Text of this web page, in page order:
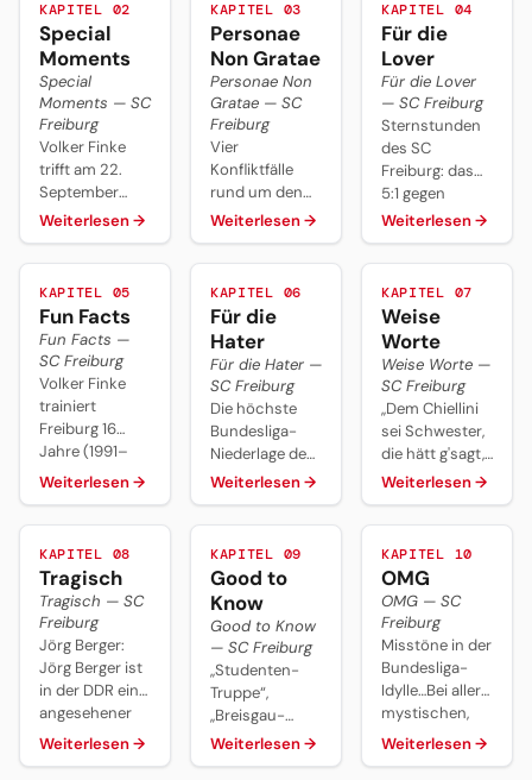
KAPITEL 02
Special
Moments
Special
Moments — SC
Freiburg
Volker Finke
trifft am 22.
September
1990 nach
Freiburg vor
Mannschaftsbus
auf SCF-
Präsident
Achim Stocker
— und bewirbt
sich unfreiwillig
als Trainer.
Daraus wird
eine 16-Jahre-
Ära mit
Aufstieg 1993,
Rang 3 und
zwei UEFA-
Pokal-Plätzen.
Weiterlesen→
KAPITEL 03
Personae
Non Gratae
Personae Non
Gratae — SC
Freiburg
Vier
Konfliktfälle
rund um den
SC Freiburg:
Verbeeks PK-
nach
Wortgefecht
mit Streich,
Wladimir Buts
Scheitern nach
dem BVB-
Hype, Jens
Lehmanns
Nachtreten
gegen
Coulibaly 2002
und der
Golfballwurf
gegen Oliver
Kahn 2000.
Weiterlesen→
KAPITEL 04
Für die
Lover
Für die Lover
— SC Freiburg
Sternstunden
des SC
Freiburg: das
5:1 gegen
Trapattonis
Bayern 1994,
der
Klassenerhalt-
Coup 1994 in
Duisburg,
Christian
Streichs Platz 5
von 2012/13
mit erster
Europacup-
Gruppenphase
und das
Europa-
League-
Viertelfinale
2025/26.
Weiterlesen→
KAPITEL 05
Fun Facts
Fun Facts —
SC Freiburg
Volker Finke
trainiert
Freiburg 16
Jahre (1991–
2007) und
Andreas Zeyer
kommt auf 236
Bundesliga-
Einsätze,
Papiss Cissé
auf 37 SCF-
Tore, Caglar
Söyüncü bringt
21,1 Mio. Euro.
Christian
Weiterlesen→
KAPITEL 06
Für die
Hater
Für die Hater —
SC Freiburg
Die höchste
Bundesliga-
Niederlage des
SC Freiburg:
die Breisgauer
2011/12 beim FC
Bayern
München.
Weiterlesen→
KAPITEL 07
Weise
Worte
Weise Worte —
SC Freiburg
,,Dem Chiellini
sei Schwester,
die hätt g'sagt,
ich hätte es so
wenn Bonucci
Weiterlesen→
KAPITEL 08
Tragisch
Tragisch — SC
Freiburg
Jörg Berger:
Jörg Berger ist
in der DDR ein
angesehener
Fußballtrainer,
Weiterlesen→
KAPITEL 09
Good to
Know
Good to Know
— SC Freiburg
,,Studenten-
Truppe“,
,,Breisgau-
Brasilianer“,
Weiterlesen→
KAPITEL 10
OMG
OMG — SC
Freiburg
Misstöne in der
Bundesliga-
Idylle…Bei aller
mystischen,
malerischen
Weiterlesen→